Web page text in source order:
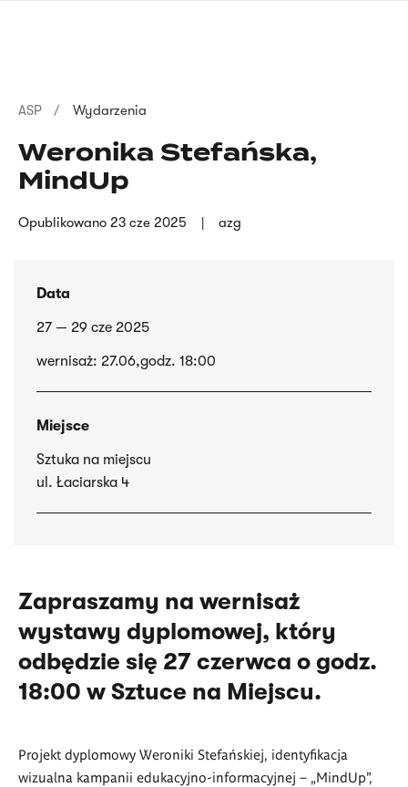
Ścieżka
nawigacyjna
ASP Wydarzenia
Weronika Stefańska,
MindUp
Opublikowano 23 cze 2025 azg
Data
27 — 29 cze 2025
wernisaż: 27.06,godz. 18:00
Miejsce
Sztuka na miejscu
ul. Łaciarska 4
Zapraszamy na wernisaż
wystawy dyplomowej, który
odbędzie się 27 czerwca o godz.
18:00 w Sztuce na Miejscu.
Projekt dyplomowy Weroniki Stefańskiej, identyfikacja
wizualna kampanii edukacyjno-informacyjnej – „MindUp”,